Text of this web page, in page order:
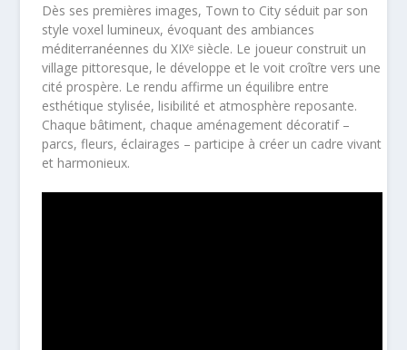
Dès ses premières images, Town to City séduit par son
style voxel lumineux, évoquant des ambiances
méditerranéennes du XIXᵉ siècle. Le joueur construit un
village pittoresque, le développe et le voit croître vers une
cité prospère. Le rendu affirme un équilibre entre
esthétique stylisée, lisibilité et atmosphère reposante.
Chaque bâtiment, chaque aménagement décoratif –
parcs, fleurs, éclairages – participe à créer un cadre vivant
et harmonieux.